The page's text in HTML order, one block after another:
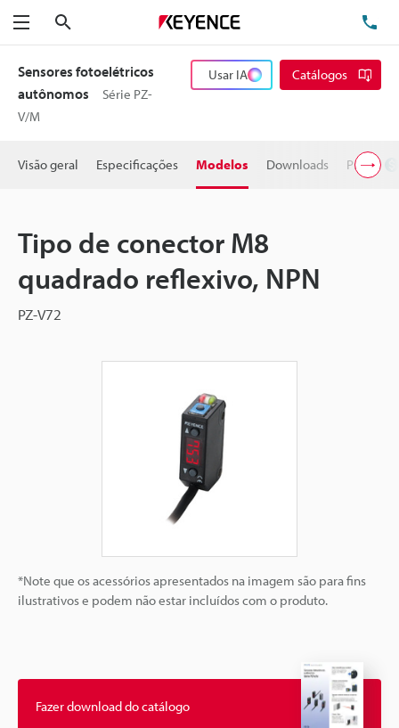
Menu
Sensores fotoelétricos
autônomos
Série PZ-
V/M
Usar IA Catálogos
Visão geral Especificações Modelos Downloads Preço
Tipo de conector M8
quadrado reflexivo, NPN
PZ-V72
*Note que os acessórios apresentados na imagem são para fins
ilustrativos e podem não estar incluídos com o produto.
Fazer download do catálogo